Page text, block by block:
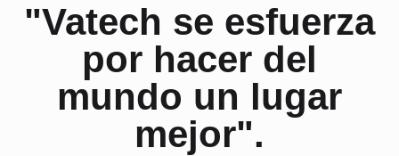
"Vatech se esfuerza
por hacer del
mundo un lugar
mejor".